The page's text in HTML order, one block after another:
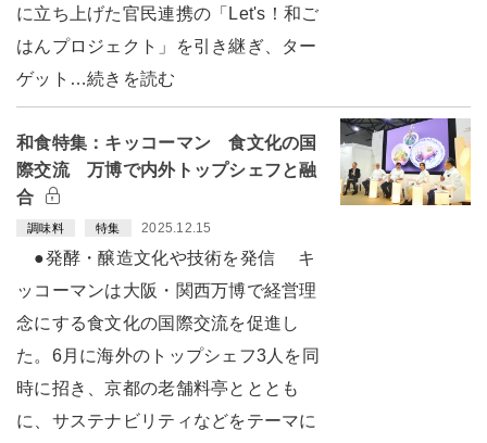
に立ち上げた官民連携の「Let's！和ご
はんプロジェクト」を引き継ぎ、ター
ゲット…続きを読む
和食特集：キッコーマン 食文化の国
際交流 万博で内外トップシェフと融
合
調味料 特集 2025.12.15
●発酵・醸造文化や技術を発信 キ
ッコーマンは大阪・関西万博で経営理
念にする食文化の国際交流を促進し
た。6月に海外のトップシェフ3人を同
時に招き、京都の老舗料亭とととも
に、サステナビリティなどをテーマに